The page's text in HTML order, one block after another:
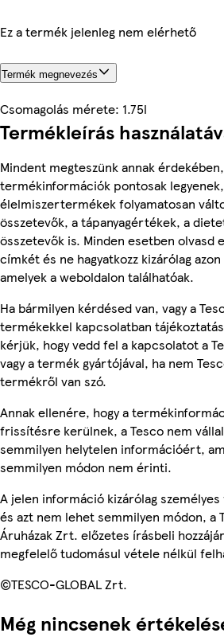
Ez a termék jelenleg nem elérhető
Termék megnevezés
Csomagolás mérete: 1.75l
Termékleírás
Mindent megteszünk annak
termékinformációk pontosak legyenek,
élelmiszertermékek folyamatosan
összetevők, a tápanyagértékek, a
összetevők is. Minden esetben olvasd
címkét és ne hagyatkozz kizárólag
amelyek a weboldalon találhatóak.
Ha bármilyen kérdésed van, vagy a
termékekkel kapcsolatban
kérjük, hogy vedd fel a kapcsolatot a
vagy a termék gyártójával, ha nem
termékről van szó.
Annak ellenére, hogy a
frissítésre kerülnek, a Tesco nem
semmilyen helytelen információért,
semmilyen módon nem érinti.
A jelen információ kizárólag
és azt nem lehet semmilyen módon, a
Áruházak Zrt. előzetes írásbeli
megfelelő tudomásul vétele nélkül
©TESCO-GLOBAL Zrt.
Még nincsenek